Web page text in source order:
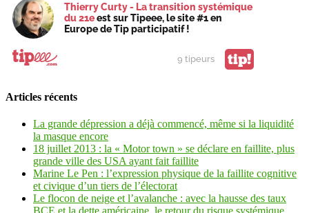
Thierry Curty - La transition systémique
du 21eest sur Tipeee, le site #1 en
Europe de Tip participatif !
9 tipeurs tip!
Articles récents
La grande dépression a déjà commencé, même si la liquidité
la masque encore
18 juillet 2013 : la « Motor town » se déclare en faillite, plus
grande ville des USA ayant fait faillite
Marine Le Pen : l’expression physique de la faillite cognitive
et civique d’un tiers de l’électorat
Le flocon de neige et l’avalanche : avec la hausse des taux